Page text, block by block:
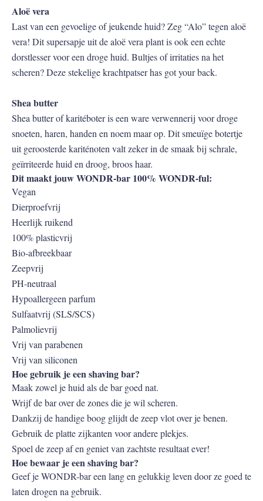
Aloë vera
Last van een gevoelige of jeukende huid? Zeg “Alo” tegen aloë
vera! Dit supersapje uit de aloë vera plant is ook een echte
dorstlesser voor een droge huid. Bultjes of irritaties na het
scheren? Deze stekelige krachtpatser has got your back.
Shea butter
Shea butter of karitéboter is een ware verwennerij voor droge
snoeten, haren, handen en noem maar op. Dit smeuïge botertje
uit geroosterde kariténoten valt zeker in de smaak bij schrale,
geïrriteerde huid en droog, broos haar.
Dit maakt jouw WONDR-bar 100% WONDR-ful:
Vegan
Dierproefvrij
Heerlijk ruikend
100% plasticvrij
Bio-afbreekbaar
Zeepvrij
PH-neutraal
Hypoallergeen parfum
Sulfaatvrij (SLS/SCS)
Palmolievrij
Vrij van parabenen
Vrij van siliconen
Hoe gebruik je een shaving bar?
Maak zowel je huid als de bar goed nat.
Wrijf de bar over de zones die je wil scheren.
Dankzij de handige boog glijdt de zeep vlot over je benen.
Gebruik de platte zijkanten voor andere plekjes.
Spoel de zeep af en geniet van zachtste resultaat ever!
Hoe bewaar je een shaving bar?
Geef je WONDR-bar een lang en gelukkig leven door ze goed te
laten drogen na gebruik.